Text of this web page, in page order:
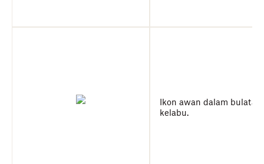
Ikon awan dalam bulatan
kelabu.